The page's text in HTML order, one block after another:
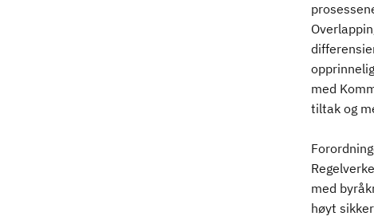
med
tiltak og
med
høyt